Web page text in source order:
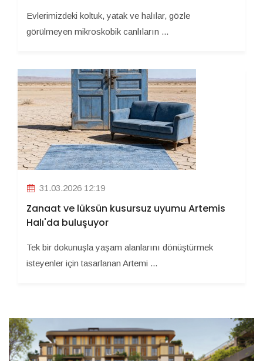
Evlerimizdeki koltuk, yatak ve halılar, gözle
görülmeyen mikroskobik canlıların ...
31.03.2026 12:19
Zanaat ve lüksün kusursuz uyumu Artemis
Halı'da buluşuyor
Tek bir dokunuşla yaşam alanlarını dönüştürmek
isteyenler için tasarlanan Artemi ...